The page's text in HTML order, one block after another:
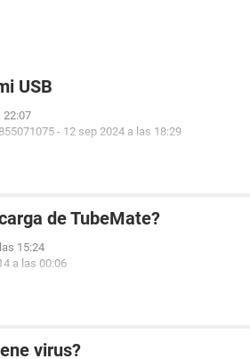
USB
22:07
- 12 sep 2024 a las 18:29
de TubeMate?
15:24
a las 00:06
virus?